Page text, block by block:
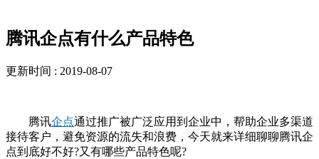
腾讯企点有什么产品特色
更新时间 : 2019-08-07
腾讯企点通过推广被广泛应用到企业中，帮助企业多渠道
接待客户，避免资源的流失和浪费，今天就来详细聊聊腾讯企
点到底好不好?又有哪些产品特色呢?